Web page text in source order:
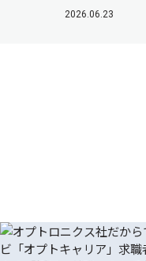
2026.06.23